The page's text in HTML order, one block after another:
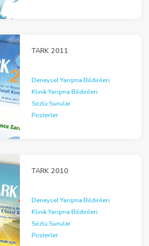
TARK 2011
Deneysel Yarışma Bildirileri
Klinik Yarışma Bildirileri
Sözlü Sunular
Posterler
TARK 2010
Deneysel Yarışma Bildirileri
Klinik Yarışma Bildirileri
Sözlü Sunular
Posterler